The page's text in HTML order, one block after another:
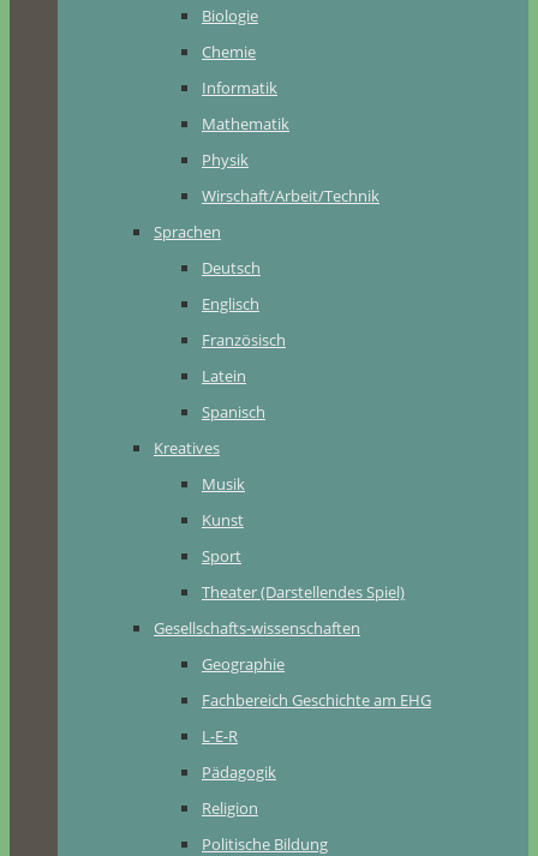
Biologie
Chemie
Informatik
Mathematik
Physik
Wirschaft/Arbeit/Technik
Sprachen
Deutsch
Englisch
Französisch
Latein
Spanisch
Kreatives
Musik
Kunst
Sport
Theater (Darstellendes Spiel)
Gesellschafts-wissenschaften
Geographie
Fachbereich Geschichte am EHG
L-E-R
Pädagogik
Religion
Politische Bildung